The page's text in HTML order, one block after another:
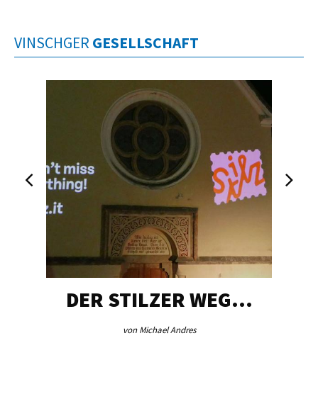
VINSCHGER GESELLSCHAFT
DER STILZER WEG…
von Michael Andres